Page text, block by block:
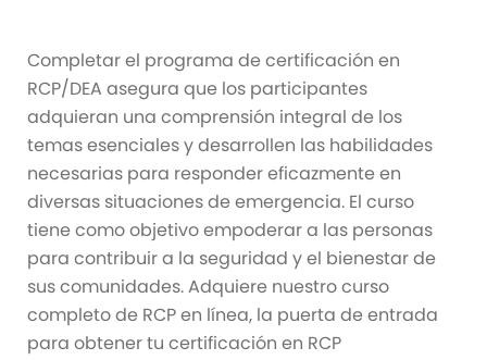
Completar el programa de certificación en
RCP/DEA asegura que los participantes
adquieran una comprensión integral de los
temas esenciales y desarrollen las habilidades
necesarias para responder eficazmente en
diversas situaciones de emergencia. El curso
tiene como objetivo empoderar a las personas
para contribuir a la seguridad y el bienestar de
sus comunidades. Adquiere nuestro curso
completo de RCP en línea, la puerta de entrada
para obtener tu certificación en RCP